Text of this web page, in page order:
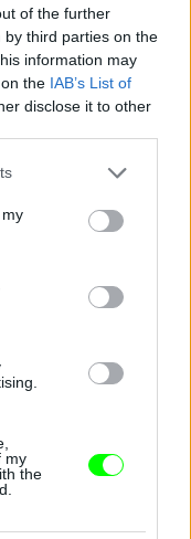
of the further
third parties on the
information may
the IAB’s List of
disclose it to other
or more Google
You may click to
third-party tags to
in below Google
my
the